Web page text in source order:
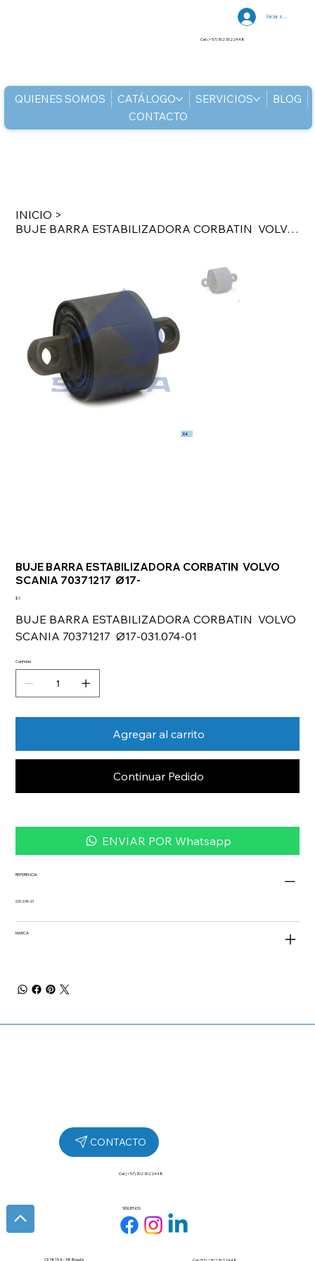
QUIENES SOMOS CATÁLOGO SERVICIOS
BLOG
CONTACTO
Iniciar sesión
Cel: (+57) 302 3022448
INICIO >
BUJE BARRA ESTABILIZADORA CORBATIN VOLVO SCANIA 70371217 Ø17-
BUJE BARRA ESTABILIZADORA CORBATIN VOLVO
SCANIA 70371217 Ø17-
Precio
$ 0
BUJE BARRA ESTABILIZADORA CORBATIN VOLVO
SCANIA 70371217 Ø17-031.074-01
Cantidad
Agregar al carrito
Continuar Pedido
ENVIAR POR Whatsapp
REFERENCIA
031.074-01
MARCA
SÍGUENOS
Cel: (+57) 302 3022448
Cll 7# 15 A - 38 Bogotá Cel: (57+) 302 3022448